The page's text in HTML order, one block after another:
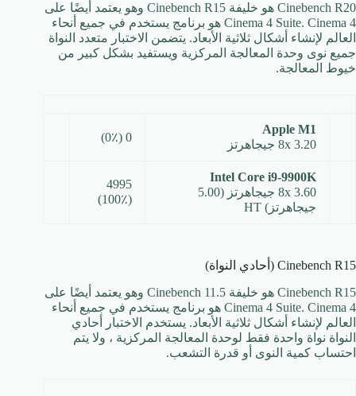
Cinebench R20 هو خليفة Cinebench R15 وهو يعتمد أيضًا على
Cinema 4 Suite. Cinema 4 هو برنامج يستخدم في جميع أنحاء
العالم لإنشاء أشكال ثلاثية الأبعاد. يتضمن الاختبار متعدد النواة
جميع نوى وحدة المعالجة المركزية ويستفيد بشكل كبير من
خيوط المعالجة.
Apple M1
8x 3.20 جيجاهرتز
0 (0٪)
Intel Core i9-9900K
8x 3.60 جيجاهرتز (5.00
جيجاهرتز) HT
4995
(100٪)
Cinebench R15 (أحادي النواة)
Cinebench R15 هو خليفة Cinebench 11.5 وهو يعتمد أيضًا على
Cinema 4 Suite. Cinema 4 هو برنامج يستخدم في جميع أنحاء
العالم لإنشاء أشكال ثلاثية الأبعاد. يستخدم الاختبار أحادي
النواة نواة واحدة فقط لوحدة المعالجة المركزية ، ولا يتم
احتساب كمية النوى أو قدرة التشعب.